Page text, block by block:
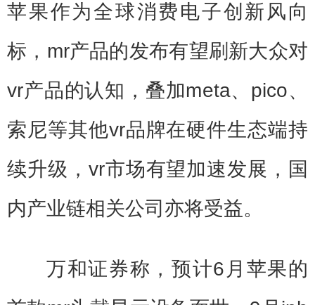
苹果作为全球消费电子创新风向
标，mr产品的发布有望刷新大众对
vr产品的认知，叠加meta、pico、
索尼等其他vr品牌在硬件生态端持
续升级，vr市场有望加速发展，国
内产业链相关公司亦将受益。
万和证券称，预计6月苹果的